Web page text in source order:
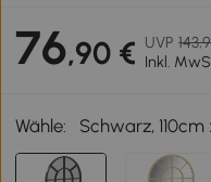
76,90 € UVP
Inkl.
Wähle: Schwarz,